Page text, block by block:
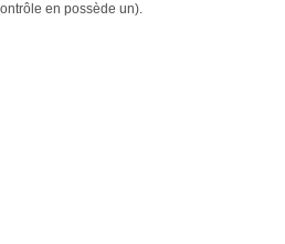
en possède un).